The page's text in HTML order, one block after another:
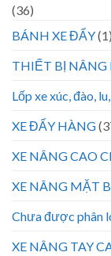
(36)
BÁNH XE ĐẨY(1)
THIẾT BỊ NÂNG
Lốp xe xúc, đào,
XE ĐẨY HÀNG
XE NÂNG CAO
XE NÂNG MẶT
Chưa được phân
XE NÂNG TAY